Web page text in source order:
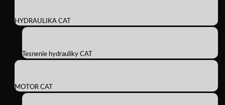
HYDRAULIKA CAT
Tesnenie hydrauliky CAT
MOTOR CAT